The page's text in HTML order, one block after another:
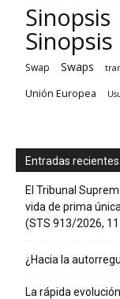
Sinopsis
Swap Swaps
Unión Europea
Entradas recientes
El Tribunal
vida de prima
(STS 913/2026,
¿Hacia la
La rápida